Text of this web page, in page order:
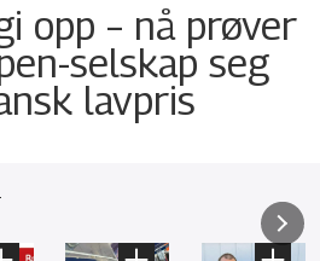
opp – nå prøver
selskap seg
lavpris